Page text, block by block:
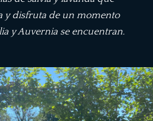
y disfruta de un momento
y Auvernia se encuentran.